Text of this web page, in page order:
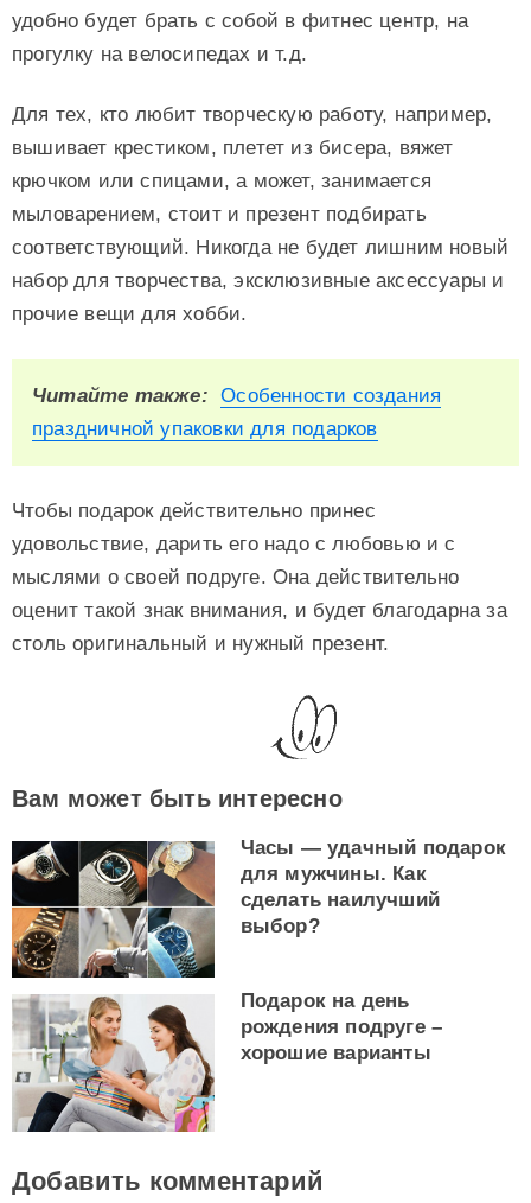
удобно будет брать с собой в фитнес центр, на
прогулку на велосипедах и т.д.
Для тех, кто любит творческую работу, например,
вышивает крестиком, плетет из бисера, вяжет
крючком или спицами, а может, занимается
мыловарением, стоит и презент подбирать
соответствующий. Никогда не будет лишним новый
набор для творчества, эксклюзивные аксессуары и
прочие вещи для хобби.
Читайте также: Особенности создания
праздничной упаковки для подарков
Чтобы подарок действительно принес
удовольствие, дарить его надо с любовью и с
мыслями о своей подруге. Она действительно
оценит такой знак внимания, и будет благодарна за
столь оригинальный и нужный презент.
Вам может быть интересно
Часы — удачный подарок
для мужчины. Как
сделать наилучший
выбор?
Подарок на день
рождения подруге –
хорошие варианты
Добавить комментарий